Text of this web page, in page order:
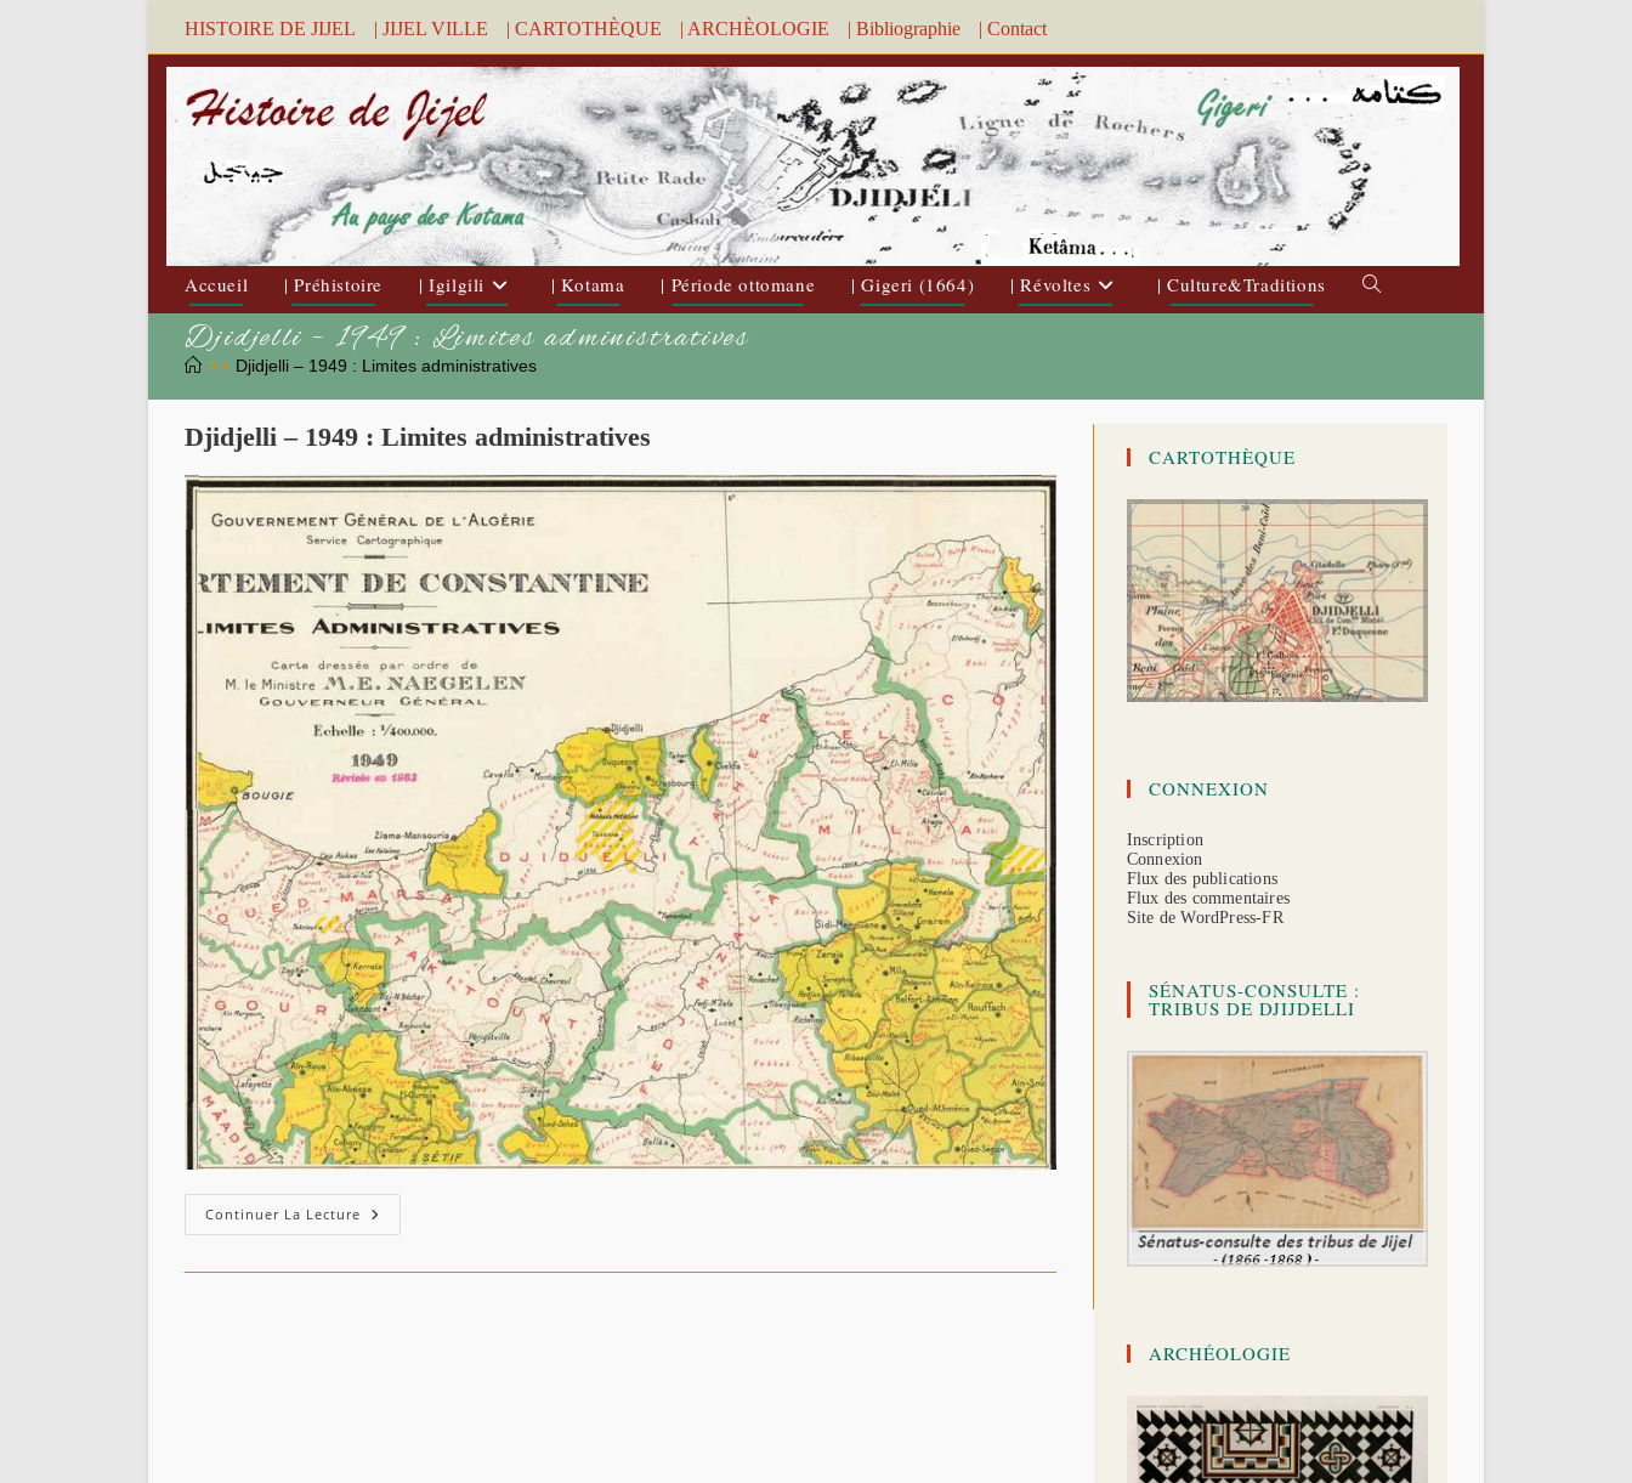
HISTOIRE DE JIJEL | JIJEL VILLE | CARTOTHÈQUE | ARCHÈOLOGIE | Bibliographie | Contact
Accueil | Préhistoire | Igilgili | Kotama | Période ottomane | Gigeri (1664) | Révoltes | Culture&Traditions
Toggle
Djidjelli – 1949 : Limites administratives
>> Djidjelli – 1949 : Limites administratives
Djidjelli – 1949 : Limites administratives
Continuer La Lecture Djidjelli
–
CARTOTHÈQUE
CONNEXION
Inscription
Connexion
Flux des publications
Flux des commentaires
Site de WordPress-FR
SÉNATUS-CONSULTE :
TRIBUS DE DJIJDELLI
ARCHÉOLOGIE